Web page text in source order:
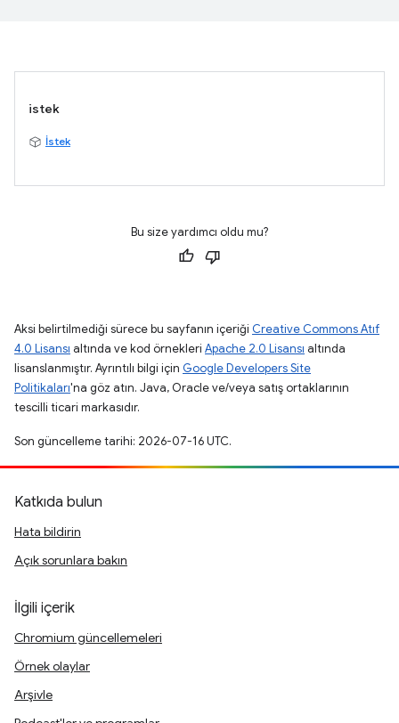
istek
İstek
Bu size yardımcı oldu mu?
Aksi belirtilmediği sürece bu sayfanın içeriği Creative Commons Atıf
4.0 Lisansı altında ve kod örnekleri Apache 2.0 Lisansı altında
lisanslanmıştır. Ayrıntılı bilgi için Google Developers Site
Politikaları'na göz atın. Java, Oracle ve/veya satış ortaklarının
tescilli ticari markasıdır.
Son güncelleme tarihi: 2026-07-16 UTC.
Katkıda bulun
Hata bildirin
Açık sorunlara bakın
İlgili içerik
Chromium güncellemeleri
Örnek olaylar
Arşivle